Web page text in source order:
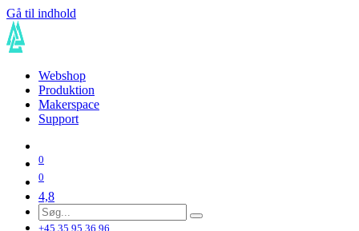
Gå til indhold
Webshop
Produktion
Makerspace
Support
0
0
4,8
+45 35 95 36 96